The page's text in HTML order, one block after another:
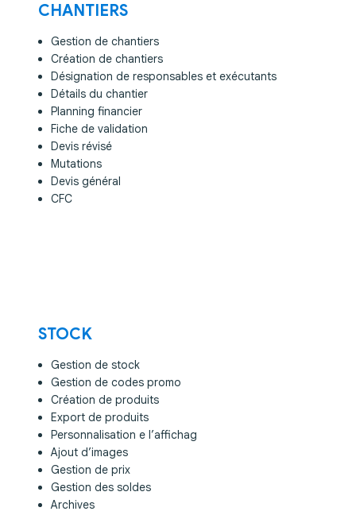
CHANTIERS
Gestion de chantiers
Création de chantiers
Désignation de responsables et exécutants
Détails du chantier
Planning financier
Fiche de validation
Devis révisé
Mutations
Devis général
CFC
STOCK
Gestion de stock
Gestion de codes promo
Création de produits
Export de produits
Personnalisation e l’affichag
Ajout d’images
Gestion de prix
Gestion des soldes
Archives